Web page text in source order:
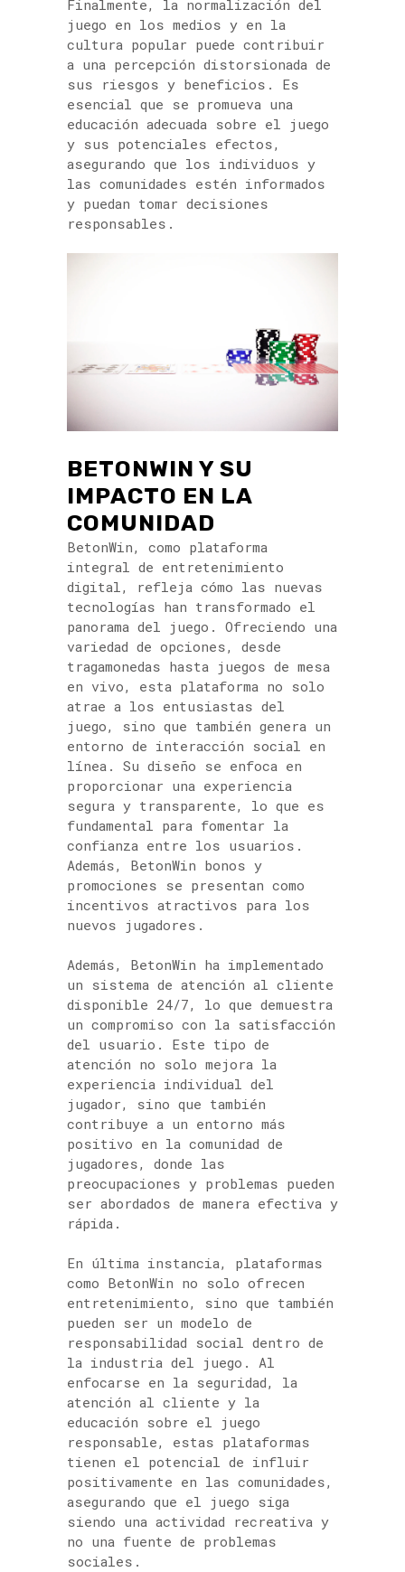
Finalmente, la normalización del
juego en los medios y en la
cultura popular puede contribuir
a una percepción distorsionada de
sus riesgos y beneficios. Es
esencial que se promueva una
educación adecuada sobre el juego
y sus potenciales efectos,
asegurando que los individuos y
las comunidades estén informados
y puedan tomar decisiones
responsables.
BETONWIN Y SU
IMPACTO EN LA
COMUNIDAD
BetonWin, como plataforma
integral de entretenimiento
digital, refleja cómo las nuevas
tecnologías han transformado el
panorama del juego. Ofreciendo una
variedad de opciones, desde
tragamonedas hasta juegos de mesa
en vivo, esta plataforma no solo
atrae a los entusiastas del
juego, sino que también genera un
entorno de interacción social en
línea. Su diseño se enfoca en
proporcionar una experiencia
segura y transparente, lo que es
fundamental para fomentar la
confianza entre los usuarios.
Además, BetonWin bonos y
promociones se presentan como
incentivos atractivos para los
nuevos jugadores.
Además, BetonWin ha implementado
un sistema de atención al cliente
disponible 24/7, lo que demuestra
un compromiso con la satisfacción
del usuario. Este tipo de
atención no solo mejora la
experiencia individual del
jugador, sino que también
contribuye a un entorno más
positivo en la comunidad de
jugadores, donde las
preocupaciones y problemas pueden
ser abordados de manera efectiva y
rápida.
En última instancia, plataformas
como BetonWin no solo ofrecen
entretenimiento, sino que también
pueden ser un modelo de
responsabilidad social dentro de
la industria del juego. Al
enfocarse en la seguridad, la
atención al cliente y la
educación sobre el juego
responsable, estas plataformas
tienen el potencial de influir
positivamente en las comunidades,
asegurando que el juego siga
siendo una actividad recreativa y
no una fuente de problemas
sociales.